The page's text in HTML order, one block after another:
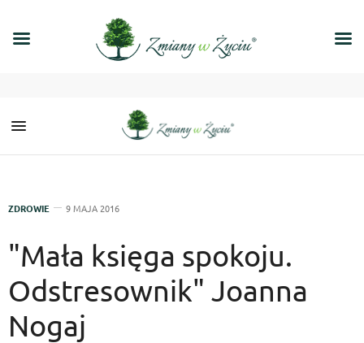
ZDROWIE 9 MAJA 2016
"Mała księga spokoju.
Odstresownik" Joanna
Nogaj